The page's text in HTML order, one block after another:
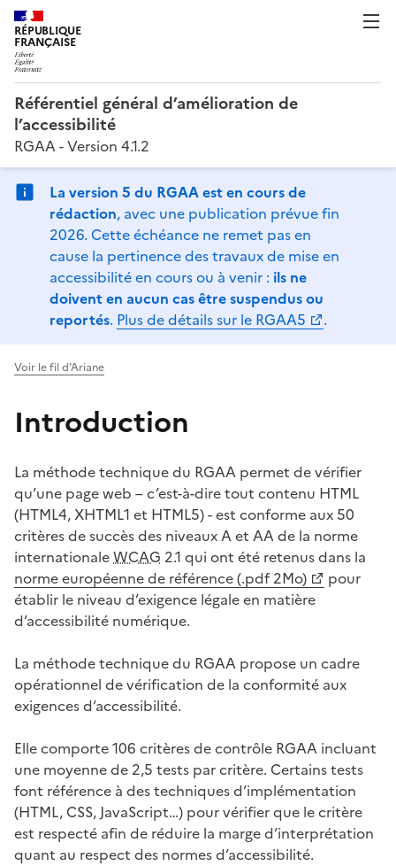
RÉPUBLIQUE
FRANÇAISE
Référentiel général d’amélioration de
l’accessibilité
RGAA - Version 4.1.2
La version 5 du RGAA est en cours de
rédaction, avec une publication prévue fin
2026. Cette échéance ne remet pas en
cause la pertinence des travaux de mise en
accessibilité en cours ou à venir : ils ne
doivent en aucun cas être suspendus ou
reportés. Plus de détails sur le RGAA5 .
Voir le fil d’Ariane
Introduction
La méthode technique du RGAA permet de vérifier
qu’une page web – c’est-à-dire tout contenu HTML
(HTML4, XHTML1 et HTML5) - est conforme aux 50
critères de succès des niveaux A et AA de la norme
internationaleWCAG 2.1 qui ont été retenus dans la
norme européenne de référence (.pdf 2Mo)
pour
établir le niveau d’exigence légale en matière
d’accessibilité numérique.
La méthode technique du RGAA propose un cadre
opérationnel de vérification de la conformité aux
exigences d’accessibilité.
Elle comporte 106 critères de contrôle RGAA incluant
une moyenne de 2,5 tests par critère. Certains tests
font référence à des techniques d’implémentation
(HTML, CSS, JavaScript…) pour vérifier que le critère
est respecté afin de réduire la marge d’interprétation
quant au respect des normes d’accessibilité.